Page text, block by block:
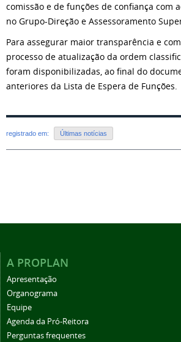
comissão e de funções de confiança com
no Grupo-Direção e Assessoramento
Para assegurar maior transparência e
processo de atualização da ordem
foram disponibilizadas, ao final do
anteriores da Lista de Espera de Funções.
registrado em: Últimas notícias
A PROPLAN
Apresentação
Organograma
Equipe
Agenda da Pró-Reitora
Perguntas frequentes